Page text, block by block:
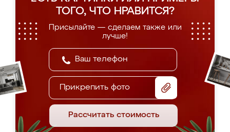
ТОГО, ЧТО НРАВИТСЯ?
Присылайте — сделаем также или
лучше!
Прикрепить фото
Рассчитать стоимость